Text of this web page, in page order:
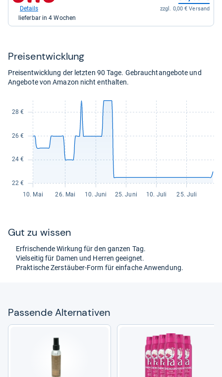
69,00
kaufen.
Otto.de
zzgl. 0,00 € Versand
Details
lieferbar in 4 Wochen
Preis­ent­wick­lung
Preisentwicklung der letzten 90 Tage. Gebrauchtangebote und
Angebote von Amazon nicht enthalten.
Gut zu wis­sen
Erfri­schende Wir­kung für den gan­zen Tag.
Viel­sei­tig für Damen und Her­ren geeig­net.
Prak­ti­sche Zer­stäu­ber-​Form für ein­fa­che Anwen­dung.
Pas­sende Alter­na­ti­ven